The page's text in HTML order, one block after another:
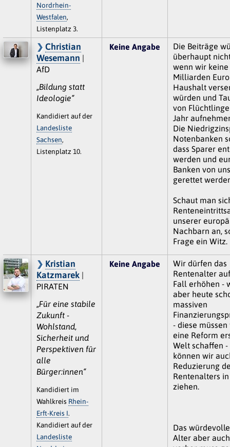
Nordrhein-
Westfalen,
Listenplatz 3.
Christian
Wesemann |
AfD
„Bildung statt
Ideologie“
Kandidiert auf der
Landesliste
Sachsen,
Listenplatz 10.
Keine Angabe
Die Beiträge
überhaupt
wenn wir keine
Milliarden
Haushalt
würden und
von
Jahr
Die
Notenbanken
dass Sparer
werden und
Banken von
gerettet
Schaut man
unserer
Nachbarn an,
Frage ein Witz.
Kristian
Katzmarek|
PIRATEN
„Für eine stabile
Zukunft -
Wohlstand,
Sicherheit und
Perspektiven für
alle
Bürger:innen“
Kandidiert im
Wahlkreis Rhein-
Erft-Kreis I.
Kandidiert auf der
Landesliste
Keine Angabe
Wir dürfen das
Rentenalter
Fall erhöhen -
aber heute
massiven
- diese
eine Reform
Welt schaffen -
können wir
Reduzierung
Rentenalters
ziehen.
Das
Alter aber